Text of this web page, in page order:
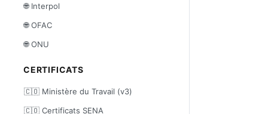
🌐 Interpol
🌐 OFAC
🌐 ONU
CERTIFICATS
🇨🇴 Ministère du Travail (v3)
🇨🇴 Certificats SENA